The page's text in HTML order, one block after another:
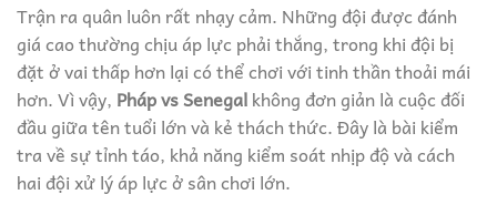
Trận ra quân luôn rất nhạy cảm. Những đội được đánh
giá cao thường chịu áp lực phải thắng, trong khi đội bị
đặt ở vai thấp hơn lại có thể chơi với tinh thần thoải mái
hơn. Vì vậy, Pháp vs Senegalkhông đơn giản là cuộc đối
đầu giữa tên tuổi lớn và kẻ thách thức. Đây là bài kiểm
tra về sự tỉnh táo, khả năng kiểm soát nhịp độ và cách
hai đội xử lý áp lực ở sân chơi lớn.